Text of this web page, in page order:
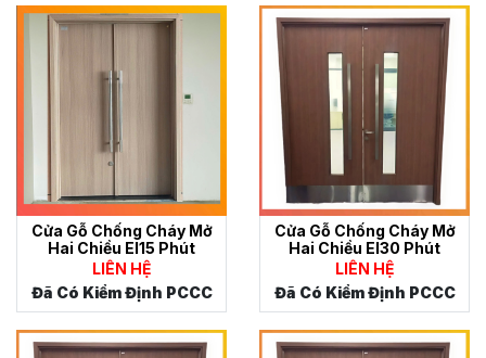
Cửa Gỗ Chống Cháy Mở
Hai Chiều EI15 Phút
LIÊN HỆ
Đã Có Kiểm Định PCCC
Cửa Gỗ Chống Cháy Mở
Hai Chiều EI30 Phút
LIÊN HỆ
Đã Có Kiểm Định PCCC